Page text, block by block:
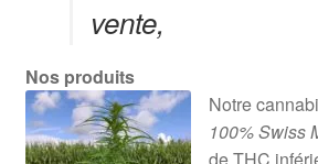
vente,
Nos produits
Notre
100% Swiss
de THC